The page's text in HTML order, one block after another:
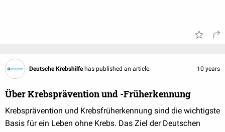
Deutsche Krebshilfe has published an article. 10 years
Über Krebsprävention und -Früherkennung
Krebsprävention und Krebsfrüherkennung sind die wichtigste
Basis für ein Leben ohne Krebs. Das Ziel der Deutschen